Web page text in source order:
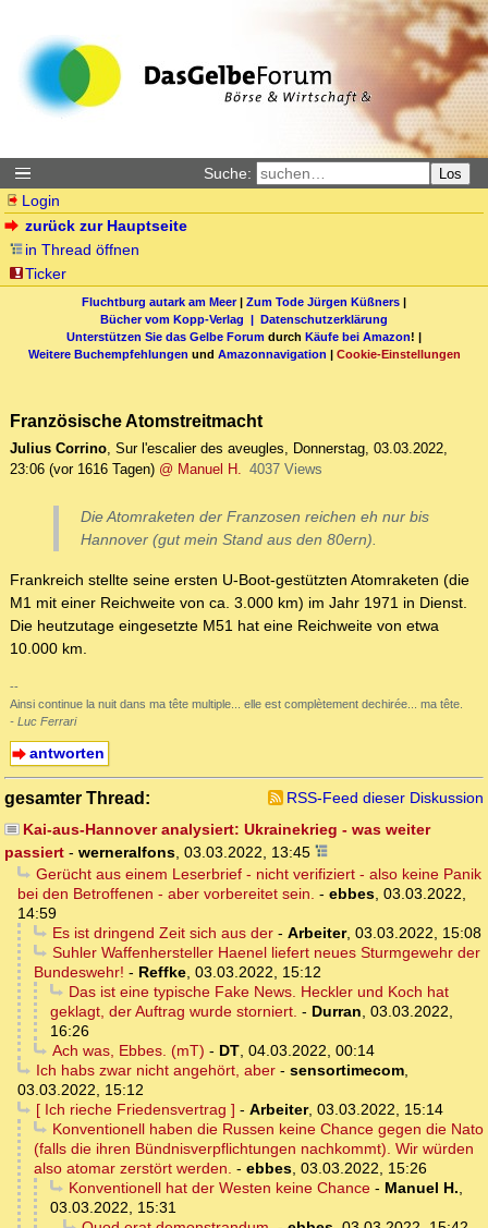
Suche: Los
Login
zurück zur Hauptseite
in Thread öffnen
Ticker
Fluchtburg autark am Meer| Zum Tode Jürgen Küßners |
Bücher vom Kopp-Verlag | Datenschutzerklärung
Unterstützen Sie das Gelbe Forum durch Käufe bei Amazon! |
Weitere Buchempfehlungen und Amazonnavigation | Cookie-Einstellungen
Französische Atomstreitmacht
Julius Corrino, Sur l'escalier des aveugles, Donnerstag, 03.03.2022,
23:06 (vor 1616 Tagen) @ Manuel H. 4037 Views
Die Atomraketen der Franzosen reichen eh nur bis
Hannover (gut mein Stand aus den 80ern).
Frankreich stellte seine ersten U-Boot-gestützten Atomraketen (die
M1 mit einer Reichweite von ca. 3.000 km) im Jahr 1971 in Dienst.
Die heutzutage eingesetzte M51 hat eine Reichweite von etwa
10.000 km.
--
Ainsi continue la nuit dans ma tête multiple... elle est complètement dechirée... ma tête.
- Luc Ferrari
antworten
gesamter Thread:
RSS-Feed dieser Diskussion
Kai-aus-Hannover analysiert: Ukrainekrieg - was weiter
passiert - werneralfons, 03.03.2022, 13:45
Gerücht aus einem Leserbrief - nicht verifiziert - also keine Panik
bei den Betroffenen - aber vorbereitet sein. - ebbes, 03.03.2022,
14:59
Es ist dringend Zeit sich aus der- Arbeiter, 03.03.2022, 15:08
Suhler Waffenhersteller Haenel liefert neues Sturmgewehr der
Bundeswehr! - Reffke, 03.03.2022, 15:12
Das ist eine typische Fake News. Heckler und Koch hat
geklagt, der Auftrag wurde storniert. - Durran, 03.03.2022,
16:26
Ach was, Ebbes. (mT) - DT, 04.03.2022, 00:14
Ich habs zwar nicht angehört, aber- sensortimecom,
03.03.2022, 15:12
[ Ich rieche Friedensvertrag ] - Arbeiter, 03.03.2022, 15:14
Konventionell haben die Russen keine Chance gegen die Nato
(falls die ihren Bündnisverpflichtungen nachkommt). Wir würden
also atomar zerstört werden. - ebbes, 03.03.2022, 15:26
Konventionell hat der Westen keine Chance- Manuel H.,
03.03.2022, 15:31